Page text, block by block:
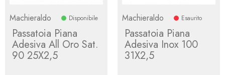
Machieraldo Disponibile
Passatoia Piana
Adesiva All Oro Sat.
90 25X2,5
Machieraldo Esaurito
Passatoia Piana
Adesiva Inox 100
31X2,5